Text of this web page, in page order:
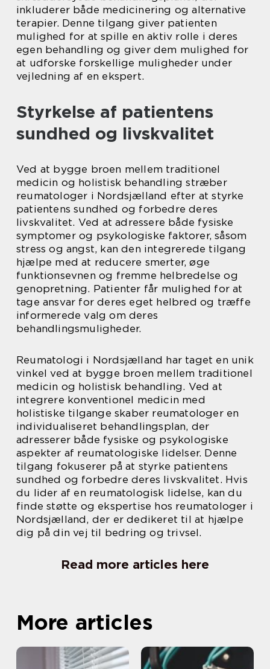
inkluderer både medicinering og alternative
terapier. Denne tilgang giver patienten
mulighed for at spille en aktiv rolle i deres
egen behandling og giver dem mulighed for
at udforske forskellige muligheder under
vejledning af en ekspert.
Styrkelse af patientens
sundhed og livskvalitet
Ved at bygge broen mellem traditionel
medicin og holistisk behandling stræber
reumatologer i Nordsjælland efter at styrke
patientens sundhed og forbedre deres
livskvalitet. Ved at adressere både fysiske
symptomer og psykologiske faktorer, såsom
stress og angst, kan den integrerede tilgang
hjælpe med at reducere smerter, øge
funktionsevnen og fremme helbredelse og
genopretning. Patienter får mulighed for at
tage ansvar for deres eget helbred og træffe
informerede valg om deres
behandlingsmuligheder.
Reumatologi i Nordsjælland har taget en unik
vinkel ved at bygge broen mellem traditionel
medicin og holistisk behandling. Ved at
integrere konventionel medicin med
holistiske tilgange skaber reumatologer en
individualiseret behandlingsplan, der
adresserer både fysiske og psykologiske
aspekter af reumatologiske lidelser. Denne
tilgang fokuserer på at styrke patientens
sundhed og forbedre deres livskvalitet. Hvis
du lider af en reumatologisk lidelse, kan du
finde støtte og ekspertise hos reumatologer i
Nordsjælland, der er dedikeret til at hjælpe
dig på din vej til bedring og trivsel.
Read more articles here
More articles